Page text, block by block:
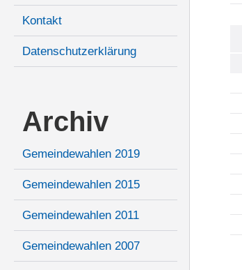
Kontakt
Datenschutzerklärung
Archiv
Gemeindewahlen 2019
Gemeindewahlen 2015
Gemeindewahlen 2011
Gemeindewahlen 2007